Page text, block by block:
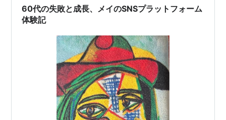
60代の失敗と成長、メイのSNSプラットフォーム
体験記